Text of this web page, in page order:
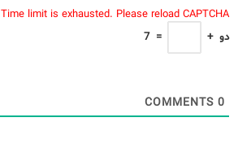
Time limit is exhausted. Please reload CAPTCHA.
دو +
=
7
0